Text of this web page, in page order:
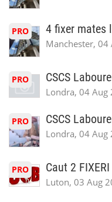
PRO 4 fixer mates
Manchester,
PRO CSCS
Londra, 04 Aug
PRO CSCS
Londra, 04 Aug
PRO Caut 2
Luton, 03 Aug